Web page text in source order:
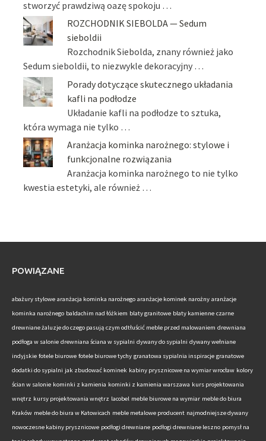
stworzyć prawdziwą oazę spokoju …
ROZCHODNIK SIEBOLDA — Sedum
sieboldii
Rozchodnik Siebolda, znany również jako
Sedum sieboldii, to niezwykle dekoracyjny …
Porady dotyczące skutecznego układania
kafli na podłodze
Układanie kafli na podłodze to sztuka,
która wymaga nie tylko …
Aranżacja kominka narożnego: stylowe i
funkcjonalne rozwiązania
Aranżacja kominka narożnego to nie tylko
kwestia estetyki, ale również …
POWIĄZANE
abażury stylowe aranżacja kominka narożnego aranżacje kominek narożny aranżacje
kominka narożnego baldachim nad łóżkiem blaty granitowe blaty kamienne czarne
drewniane żaluzje do czego pasują czym odtłuścić meble przed malowaniem drewniana
podłoga w salonie drewniana ściana w sypialni dywany do sypialni dywany wełniane
indyjskie fotele biurowe fotele biurowe tychy granatowa sypialnia inspiracje granatowe
dodatki do sypialni jak zbudować kominek kabiny prysznicowe na wymiar wrocław kolory
ścian w salonie kominki z kamienia kominki z kamienia warszawa kurs projektowania
wnętrz kursy projektowania wnętrz lacobel meble biurowe na wymiar meble do biura
Kraków meble do biura w Katowicach meble metalowe producent najmodniejsze dywany
nowoczesne kabiny prysznicowe podłogi drewniane podłogi drewniane leszno pomysł na